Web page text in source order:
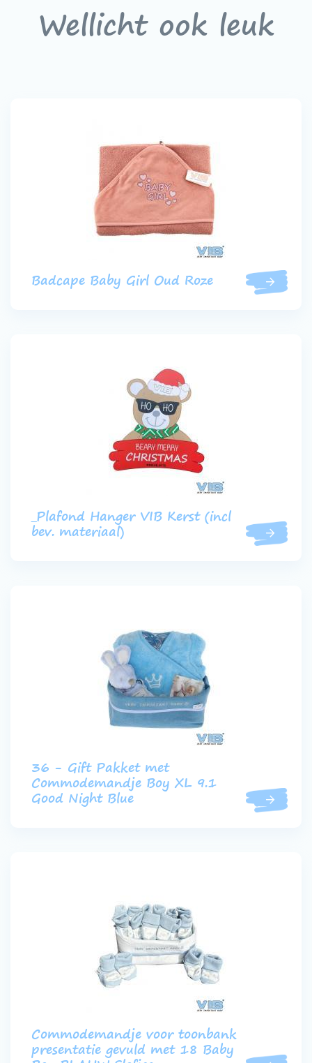
Wellicht ook leuk
Badcape Baby Girl Oud Roze
_Plafond Hanger VIB Kerst (incl
bev. materiaal)
36 - Gift Pakket met
Commodemandje Boy XL 9.1
Good Night Blue
Commodemandje voor toonbank
presentatie gevuld met 18 Baby